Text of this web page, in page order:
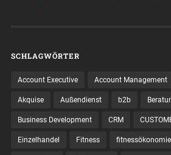
SCHLAGWÖRTER
Account Executive Account Management
Akquise Außendienst b2b
Business Development CRM
Einzelhandel Fitness fitnessökonomie